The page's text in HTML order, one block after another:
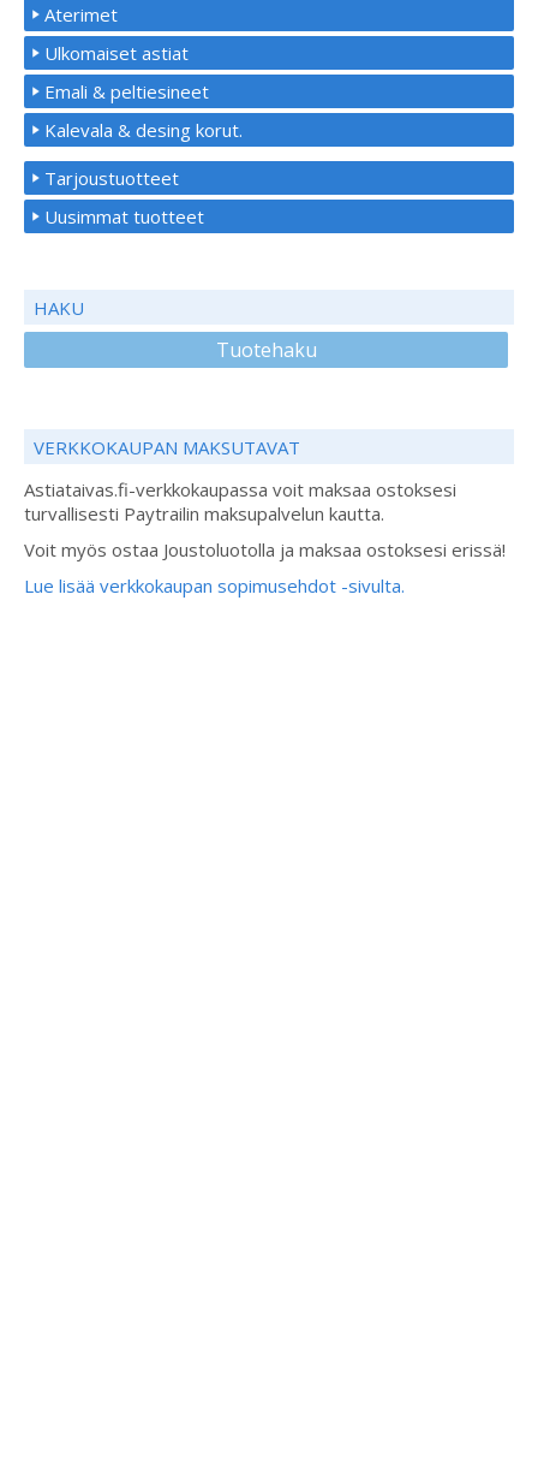
Aterimet
Ulkomaiset astiat
Emali & peltiesineet
Kalevala & desing korut.
Tarjoustuotteet
Uusimmat tuotteet
HAKU
Tuotehaku
VERKKOKAUPAN MAKSUTAVAT
Astiataivas.fi-verkkokaupassa voit maksaa ostoksesi
turvallisesti Paytrailin maksupalvelun kautta.
Voit myös ostaa Joustoluotolla ja maksaa ostoksesi erissä!
Lue lisää verkkokaupan sopimusehdot -sivulta.